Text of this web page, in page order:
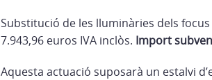
Substitució de les lluminàries dels
7.943,96 euros IVA inclòs. Import
Aquesta actuació suposarà un estalvi